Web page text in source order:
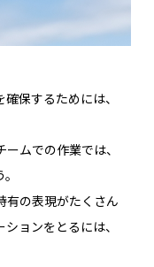
保するためには、
ムでの作業では、
有の表現がたくさん
ョンをとるには、